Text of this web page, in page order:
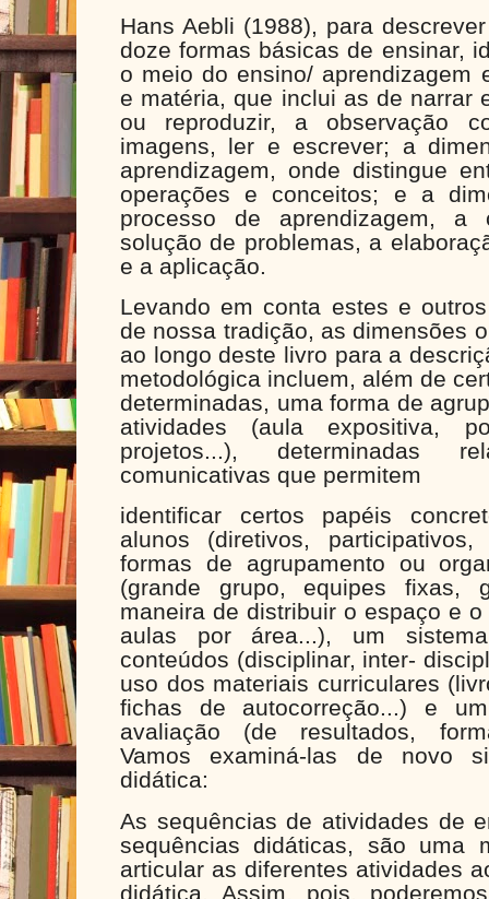
Hans Aebli (1988), para
doze formas básicas de ensinar,
o meio do ensino/ aprendizagem
e matéria, que inclui as de narrar
ou reproduzir, a observação
imagens, ler e escrever; a
aprendizagem, onde distingue
operações e conceitos; e a
processo de aprendizagem, a
solução de problemas, a
e a aplicação.
Levando em conta estes e
de nossa tradição, as dimensões
ao longo deste livro para a
metodológica incluem, além de
determinadas, uma forma de
atividades (aula expositiva,
projetos...), determinadas
comunicativas que permitem
identificar certos papéis
alunos (diretivos, participativos,
formas de agrupamento ou
(grande grupo, equipes fixas,
maneira de distribuir o espaço e
aulas por área...), um
conteúdos (disciplinar, inter-
uso dos materiais curriculares
fichas de autocorreção...) e
avaliação (de resultados,
Vamos examiná-las de novo
didática:
As sequências de atividades de
sequências didáticas, são uma
articular as diferentes atividades
didática. Assim, pois,